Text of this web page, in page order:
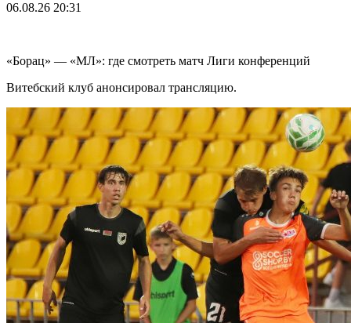
06.08.26 20:31
«Борац» — «МЛ»: где смотреть матч Лиги конференций
Витебский клуб анонсировал трансляцию.